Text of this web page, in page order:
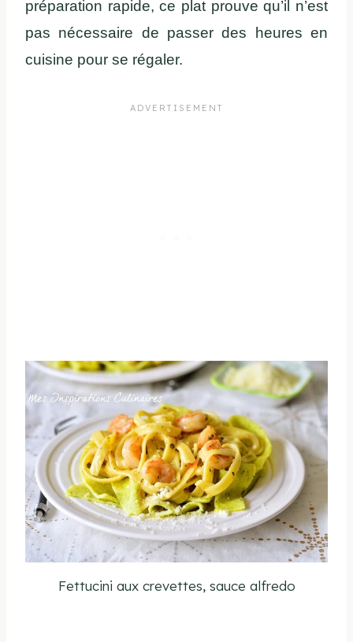
préparation rapide, ce plat prouve qu’il n’est
pas nécessaire de passer des heures en
cuisine pour se régaler.
Fettucini aux crevettes, sauce alfredo